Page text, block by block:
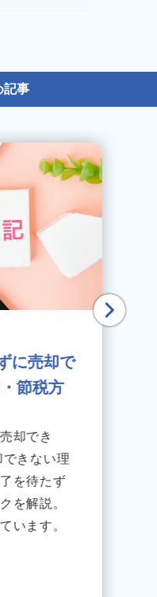
記事
に売却で
節税方
却でき
きない理
を待たず
を解説。
います。